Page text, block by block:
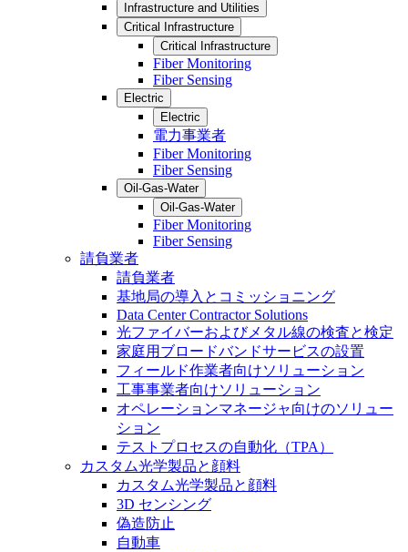
Infrastructure and Utilities
Critical Infrastructure
Critical Infrastructure
Fiber Monitoring
Fiber Sensing
Electric
Electric
電力事業者
Fiber Monitoring
Fiber Sensing
Oil-Gas-Water
Oil-Gas-Water
Fiber Monitoring
Fiber Sensing
請負業者
請負業者
基地局の導入とコミッショニング
Data Center Contractor Solutions
光ファイバーおよびメタル線の検査と検定
家庭用ブロードバンドサービスの設置
フィールド作業者向けソリューション
工事事業者向けソリューション
オペレーションマネージャ向けのソリュー
ション
テストプロセスの自動化（TPA）
カスタム光学製品と顔料
カスタム光学製品と顔料
3D センシング
偽造防止
自動車